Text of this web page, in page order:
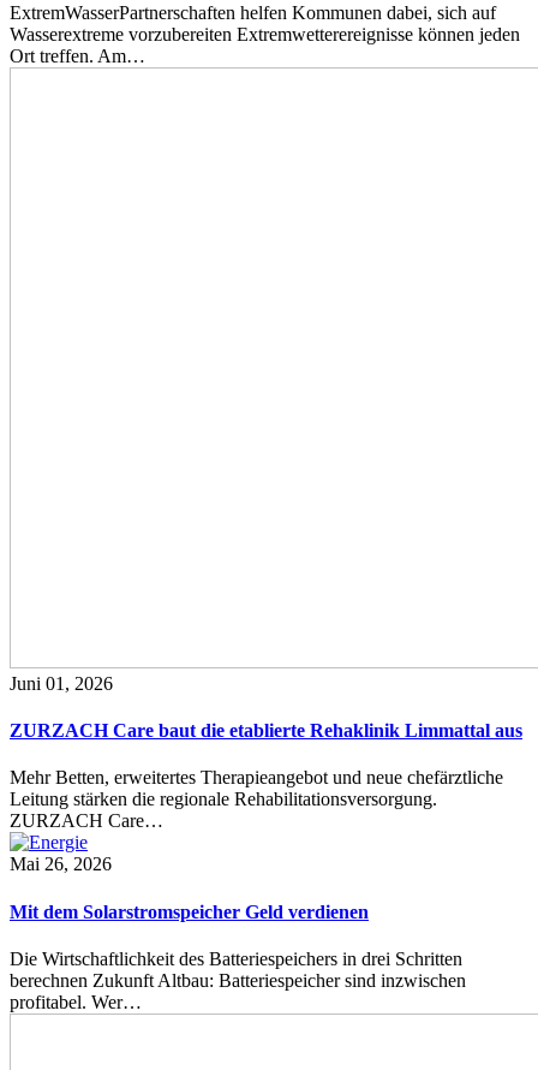
ExtremWasserPartnerschaften helfen Kommunen dabei, sich auf
Wasserextreme vorzubereiten Extremwetterereignisse können jeden
Ort treffen. Am…
Juni 01, 2026
ZURZACH Care baut die etablierte Rehaklinik Limmattal aus
Mehr Betten, erweitertes Therapieangebot und neue chefärztliche
Leitung stärken die regionale Rehabilitationsversorgung.
ZURZACH Care…
Mai 26, 2026
Mit dem Solarstromspeicher Geld verdienen
Die Wirtschaftlichkeit des Batteriespeichers in drei Schritten
berechnen Zukunft Altbau: Batteriespeicher sind inzwischen
profitabel. Wer…